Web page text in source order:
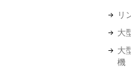
リ
大
大
機